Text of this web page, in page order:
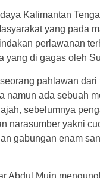
Kalimantan
yang pada
perlawanan
yang di gagas oleh
pahlawan
namun ada sebuah
sebelumnya
narasumber yakni
gabungan enam
Abdul Muin